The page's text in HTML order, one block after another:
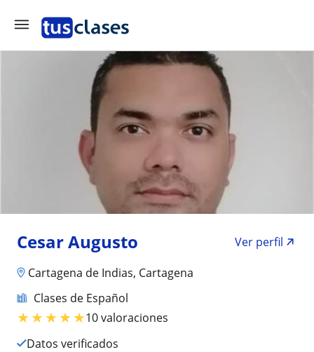
Cesar Augusto
Ver perfil
Cartagena de Indias, Cartagena
Clases de Español
★★★★★10 valoraciones
Datos verificados